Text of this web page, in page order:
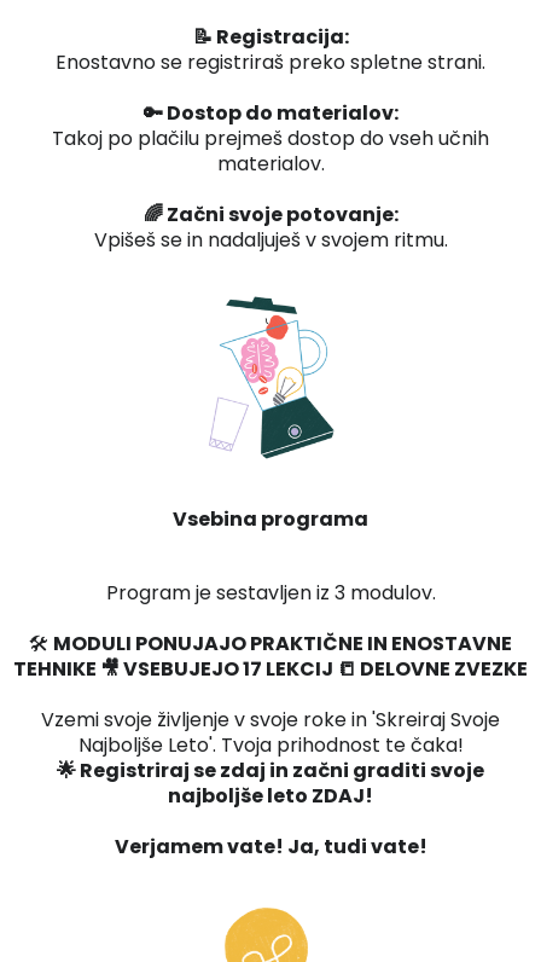
📝 Registracija:
Enostavno se registriraš preko spletne strani.
🔑 Dostop do materialov:
Takoj po plačilu prejmeš dostop do vseh učnih
materialov.
🌈 Začni svoje potovanje:
Vpišeš se in nadaljuješ v svojem ritmu.
Vsebina programa
Program je sestavljen iz 3 modulov.
🛠️ MODULI PONUJAJO PRAKTIČNE IN ENOSTAVNE
TEHNIKE 🎥 VSEBUJEJO 17 LEKCIJ 📒 DELOVNE ZVEZKE
Vzemi svoje življenje v svoje roke in 'Skreiraj Svoje
Najboljše Leto'. Tvoja prihodnost te čaka!
🌟 Registriraj se zdaj in začni graditi svoje
najboljše leto ZDAJ!
Verjamem vate! Ja, tudi vate!